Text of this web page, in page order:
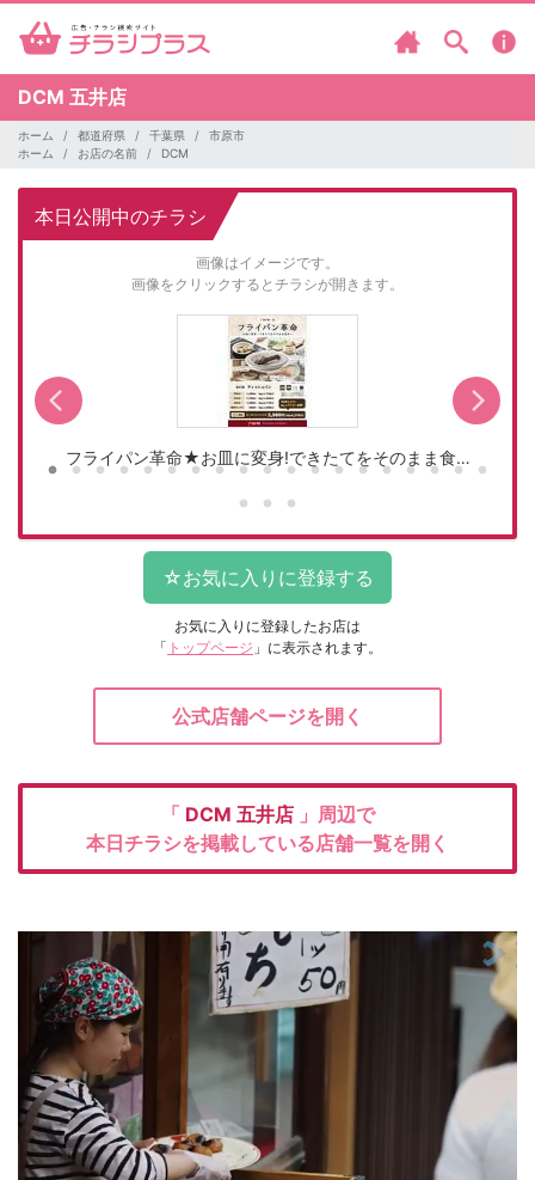
DCM 五井店
ホーム 都道府県 千葉県
市原市
ホーム
お店の名前 DCM
本日公開中のチラシ
画像はイメージです。
画像をクリックするとチラシが開きます。
フライパン革命★お皿に変身!できたてをそのまま食…
お気に入りに登録したお店は
「 トップページ 」に表示されます。
公式店舗ページを開く
「 DCM 五井店 」周辺で
本日チラシを掲載している店舗一覧を開く